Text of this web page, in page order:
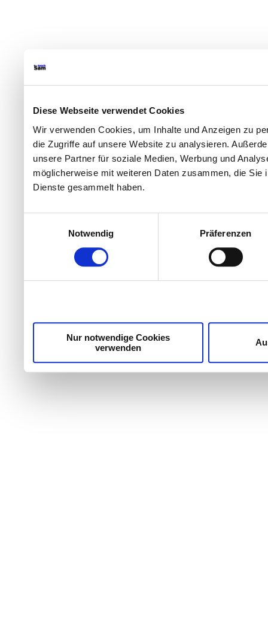
Diese Webseite verwendet Cookies
Wir verwenden Cookies, um Inhalte und Anzeigen zu
die Zugriffe auf unsere Website zu analysieren.
unsere Partner für soziale Medien, Werbung und
möglicherweise mit weiteren Daten zusammen, die
Dienste gesammelt haben.
Notwendig
Präferenzen
Nur notwendige Cookies
verwenden